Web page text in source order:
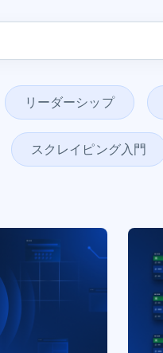
リーダーシップ
スクレイピング入門